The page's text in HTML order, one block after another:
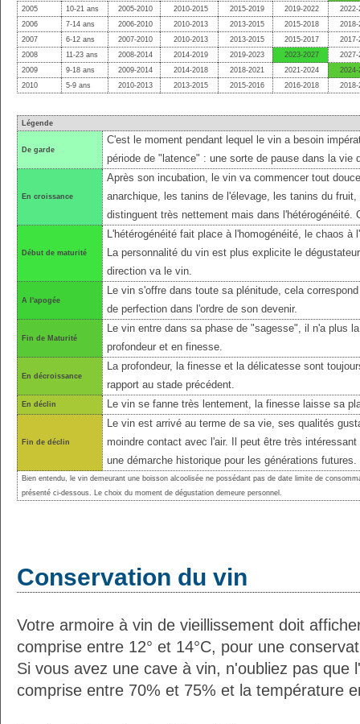
2005
10-21 ans 2005-2010 2010-2015 2015-2019 2019-2022
2022-
2006
7-14 ans 2006-2010 2010-2013 2013-2015 2015-2018
2018-
2007
6-12 ans 2007-2010 2010-2013 2013-2015 2015-2017
2017-
2008
11-23 ans 2008-2014 2014-2019 2019-2023 2023-2027
2027-
2009
9-18 ans 2009-2014 2014-2018 2018-2021 2021-2024
2024-
2010
5-9 ans 2010-2013 2013-2015 2015-2016 2016-2018 2018-
Légende
De garde
C'est le moment pendant lequel le vin a besoin
période de "latence" : une sorte de pause dans la vie
En croissance
Après son incubation, le vin va commencer tout
anarchique, les tanins de l'élevage, les tanins du
distinguent très nettement mais dans l'hétérogénéité.
Début de maturité
L'hétérogénéité fait place à l'homogénéité, le chaos
La personnalité du vin est plus explicite le
direction va le vin.
A l'apogée
Le vin s'offre dans toute sa plénitude, cela
de perfection dans l'ordre de son devenir.
Fin de Maturité
Le vin entre dans sa phase de "sagesse", il n'a plus
profondeur et en finesse.
En décroissance
La profondeur, la finesse et la délicatesse sont
rapport au stade précédent.
En déclin Le vin se fanne très lentement, la finesse laisse sa
Fin de déclin
Le vin est arrivé au terme de sa vie, ses qualités
moindre contact avec l'air. Il peut être très
une démarche historique pour les générations futures.
Bien entendu, le vin demeurant une boisson alcoolisée ne possédant pas de date limite de
présenté ci-dessous. Le choix du moment de dégustation demeure personnel.
Conservation du vin
Votre armoire à vin de vieillissement doit
comprise entre 12° et 14°C, pour une
Si vous avez une cave à vin, n'oubliez pas que
comprise entre 70% et 75% et la température